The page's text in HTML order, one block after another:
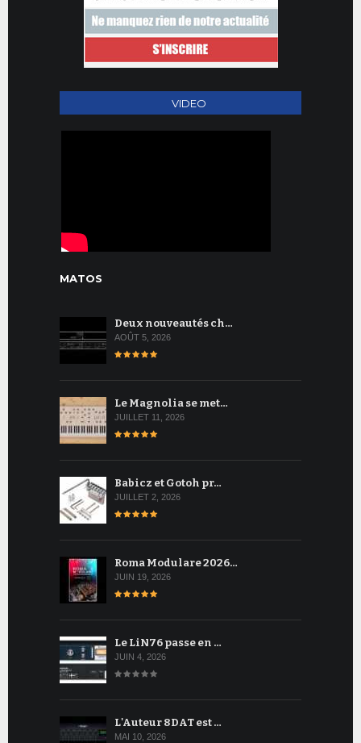
VIDEO
MATOS
Deux nouveautés ch…
AOÛT 5, 2026
Le Magnolia se met…
JUILLET 11, 2026
Babicz et Gotoh pr…
JUILLET 2, 2026
Roma Modulare 2026…
JUIN 19, 2026
Le LiN76 passe en …
JUIN 4, 2026
L'Auteur 8DAT est …
MAI 10, 2026